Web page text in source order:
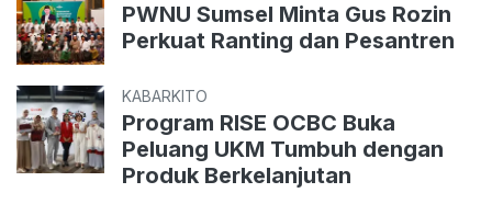
PWNU Sumsel Minta Gus Rozin
Perkuat Ranting dan Pesantren
KABARKITO
Program RISE OCBC Buka
Peluang UKM Tumbuh dengan
Produk Berkelanjutan